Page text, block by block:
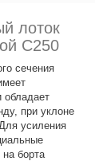
лоток
С250
сечения
обладает
при уклоне
усиления
борта